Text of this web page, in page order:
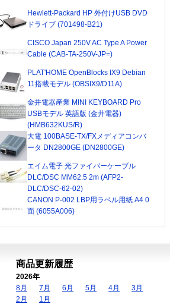
Hewlett-Packard HP 外付けUSB DVD
ドライブ (701498-B21)
CISCO Japan 250V AC Type A Power
Cable (CAB-TA-250V-JP=)
PLAT'HOME OpenBlocks IX9 Debian
11搭載モデル (OBSIX9/D11A)
金井電器産業 MINI KEYBOARD Pro
USBモデル 英語版 (金井電器)
(HMB632KUS/R)
大電 100BASE-TX/FXメディアコンバ
ータ DN2800GE (DN2800GE)
エイム電子 光ファイバーケーブル
DLC/DSC MM62.5 2m (AFP2-
DLC/DSC-62-02)
CANON P-002 LBP用ラベル用紙 A4 0
面 (6055A006)
商品更新履歴
2026年
8月
7月 6月 5月 4月
3月
2月
1月